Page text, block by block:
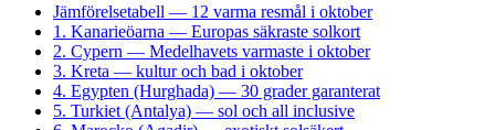
Jämförelsetabell — 12 varma resmål i oktober
1. Kanarieöarna — Europas säkraste solkort
2. Cypern — Medelhavets varmaste i oktober
3. Kreta — kultur och bad i oktober
4. Egypten (Hurghada) — 30 grader garanterat
5. Turkiet (Antalya) — sol och all inclusive